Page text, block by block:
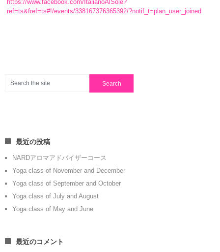
https://www.facebook.com/ItalianoAlSole?
ref=ts&fref=ts#!/events/338167376365392/?notif_t=plan_user_joined
最近の投稿
NARDアロマアドバイザーコース
Yoga class of November and December
Yoga class of September and October
Yoga class of July and August
Yoga class of May and June
最近のコメント